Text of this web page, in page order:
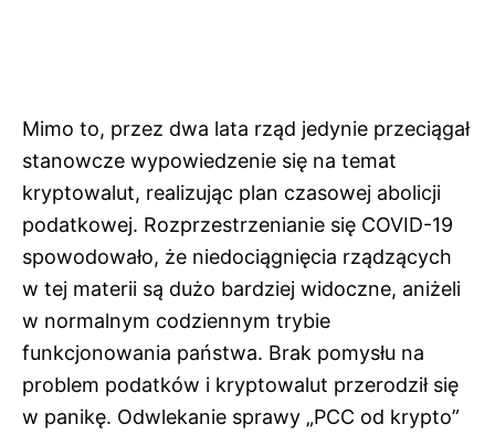
Mimo to, przez dwa lata rząd jedynie przeciągał
stanowcze wypowiedzenie się na temat
kryptowalut, realizując plan czasowej abolicji
podatkowej. Rozprzestrzenianie się COVID-19
spowodowało, że niedociągnięcia rządzących
w tej materii są dużo bardziej widoczne, aniżeli
w normalnym codziennym trybie
funkcjonowania państwa. Brak pomysłu na
problem podatków i kryptowalut przerodził się
w panikę. Odwlekanie sprawy „PCC od krypto”